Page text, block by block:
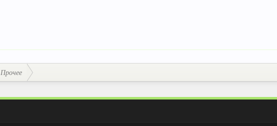
Прочее